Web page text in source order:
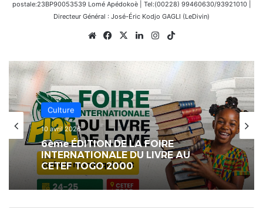
postale:23BP90053539 Lomé Apédokoè | Tel:(00228) 99460630/93921010 |
Directeur Général : José-Éric Kodjo GAGLI (LeDivin)
WebsiteFacebook
X LinkedinInstagram
Culture
10 avril 2026
6ème ÉDITION DE LA FOIRE
INTERNATIONALE DU LIVRE AU
CETEF TOGO 2000